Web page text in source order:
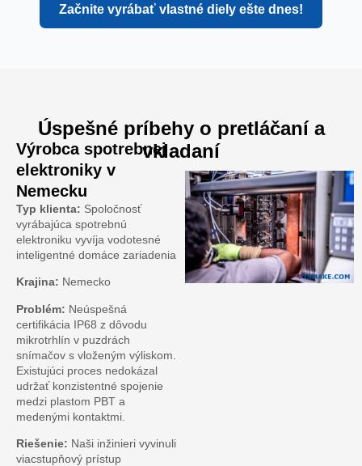
Začnite vyrábať vlastné diely ešte dnes!
Úspešné príbehy o pretláčaní a
vkladaní
Výrobca spotrebnej
elektroniky v
Nemecku
Typ klienta: Spoločnosť
vyrábajúca spotrebnú
elektroniku vyvíja vodotesné
inteligentné domáce zariadenia
Krajina: Nemecko
Problém: Neúspešná
certifikácia IP68 z dôvodu
mikrotrhlín v puzdrách
snímačov s vloženým výliskom.
Existujúci proces nedokázal
udržať konzistentné spojenie
medzi plastom PBT a
medenými kontaktmi.
Riešenie: Naši inžinieri vyvinuli
viacstupňový prístup